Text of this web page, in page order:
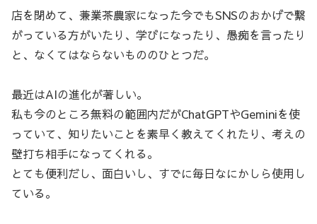
店を閉めて、兼業茶農家になった今でもSNSのおかげで繋
がっている方がいたり、学びになったり、愚痴を言ったり
と、なくてはならないもののひとつだ。
最近はAIの進化が著しい。
私も今のところ無料の範囲内だがChatGPTやGeminiを使
っていて、知りたいことを素早く教えてくれたり、考えの
壁打ち相手になってくれる。
とても便利だし、面白いし、すでに毎日なにかしら使用し
ている。